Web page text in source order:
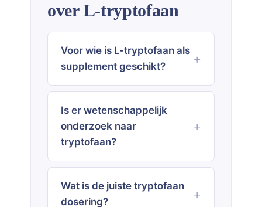
over L-tryptofaan
Voor wie is L-tryptofaan als
supplement geschikt?
Is er wetenschappelijk
onderzoek naar
tryptofaan?
Wat is de juiste tryptofaan
dosering?